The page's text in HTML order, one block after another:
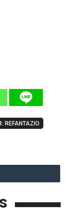
REFANTAZIO